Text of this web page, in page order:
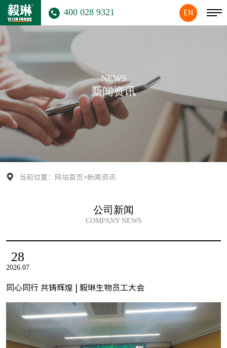
400 028 9321 EN
NEWS
新闻资讯
当前位置： 网站首页>新闻资讯
公司新闻
COMPANY NEWS
28
2026.07
同心同行 共铸辉煌 | 毅琳生物员工大会